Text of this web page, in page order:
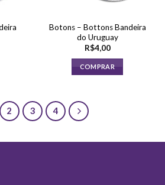
Botons – Bottons Bandeira
do Uruguay
R$4,00
COMPRAR
2 3 4